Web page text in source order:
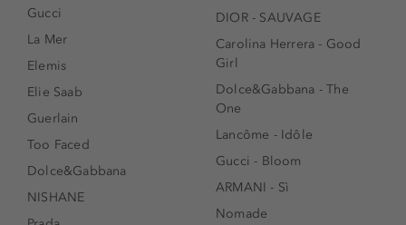
Gucci
La Mer
Elemis
Elie Saab
Guerlain
Too Faced
Dolce&Gabbana
NISHANE
DIOR - SAUVAGE
Carolina Herrera - Good
Girl
Dolce&Gabbana - The
One
Lancôme - Idôle
Gucci - Bloom
ARMANI - Sì
Nomade